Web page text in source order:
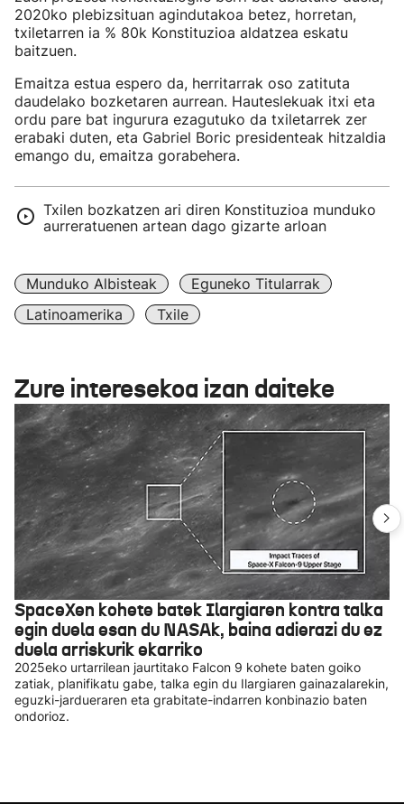
2020ko plebizsituan agindutakoa betez, horretan,
txiletarren ia % 80k Konstituzioa aldatzea eskatu
baitzuen.
Emaitza estua espero da, herritarrak oso zatituta
daudelako bozketaren aurrean. Hauteslekuak itxi eta
ordu pare bat ingurura ezagutuko da txiletarrek zer
erabaki duten, eta Gabriel Boric presidenteak hitzaldia
emango du, emaitza gorabehera.
Txilen bozkatzen ari diren Konstituzioa munduko
aurreratuenen artean dago gizarte arloan
Munduko Albisteak
Eguneko Titularrak
Latinoamerika
Txile
Zure interesekoa izan daiteke
SpaceXen kohete batek Ilargiaren kontra talka
egin duela esan du NASAk, baina adierazi du ez
duela arriskurik ekarriko
2025eko urtarrilean jaurtitako Falcon 9 kohete baten goiko
zatiak, planifikatu gabe, talka egin du Ilargiaren gainazalarekin,
eguzki-jardueraren eta grabitate-indarren konbinazio baten
ondorioz.